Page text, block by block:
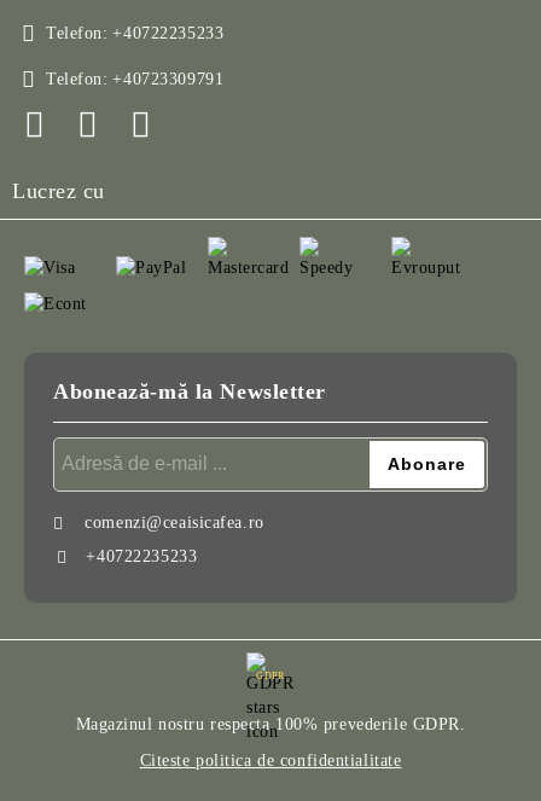
Telefon: +40722235233
Telefon: +40723309791
Lucrez cu
Abonează-mă la Newsletter
comenzi@ceaisicafea.ro
+40722235233
GDPR
Magazinul nostru respecta 100% prevederile GDPR.
Citeste politica de confidentialitate